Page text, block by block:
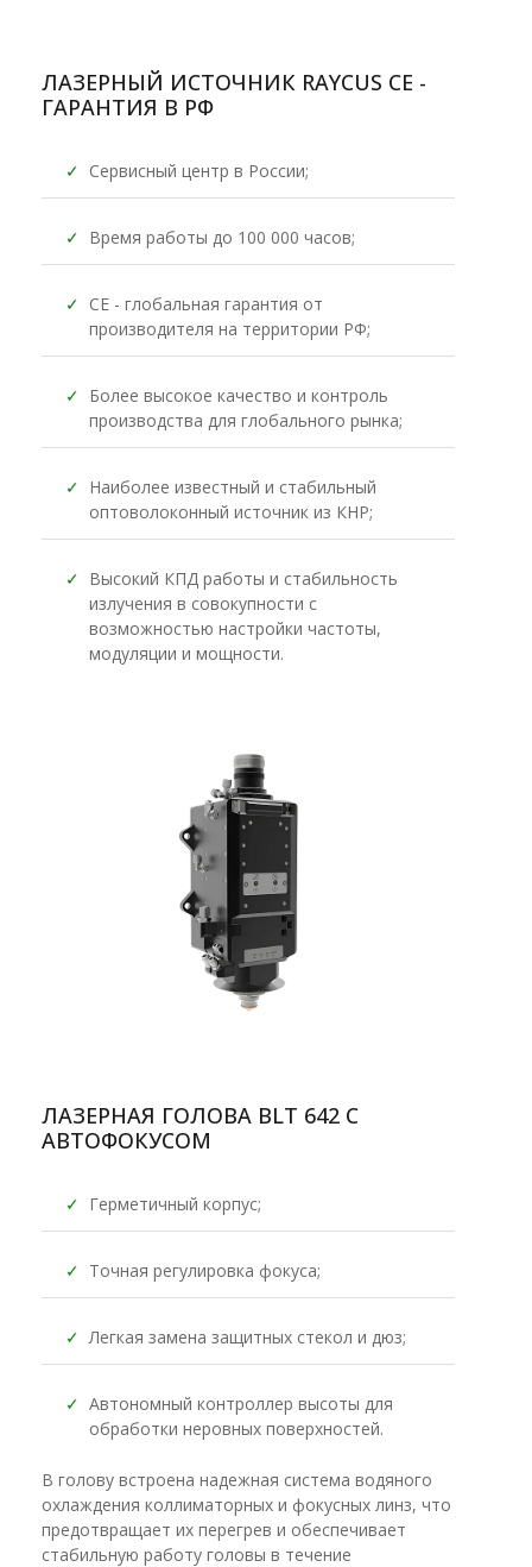
ЛАЗЕРНЫЙ ИСТОЧНИК RAYCUS CE -
ГАРАНТИЯ В РФ
✓ Сервисный центр в России;
✓ Время работы до 100 000 часов;
✓ CE - глобальная гарантия от
производителя на территории РФ;
✓ Более высокое качество и контроль
производства для глобального рынка;
✓ Наиболее известный и стабильный
оптоволоконный источник из КНР;
✓ Высокий КПД работы и стабильность
излучения в совокупности с
возможностью настройки частоты,
модуляции и мощности.
ЛАЗЕРНАЯ ГОЛОВА BLT 642 С
АВТОФОКУСОМ
✓ Герметичный корпус;
✓ Точная регулировка фокуса;
✓ Легкая замена защитных стекол и дюз;
✓ Автономный контроллер высоты для
обработки неровных поверхностей.
В голову встроена надежная система водяного
охлаждения коллиматорных и фокусных линз, что
предотвращает их перегрев и обеспечивает
стабильную работу головы в течение